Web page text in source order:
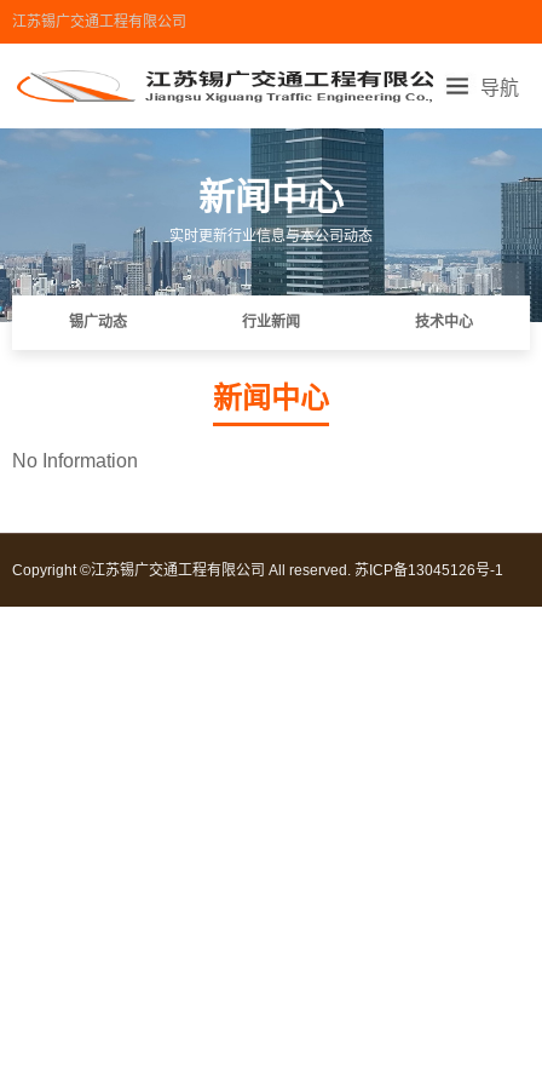
江苏锡广交通工程有限公司
导航
走进锡广 产品展示 锡广设备
新闻中心 在线留言 联系我们
地图导航
新闻中心
实时更新行业信息与本公司动态
锡广动态 行业新闻 技术中心
新闻中心
No Information
Copyright ©江苏锡广交通工程有限公司 All reserved. 苏ICP备13045126号-1